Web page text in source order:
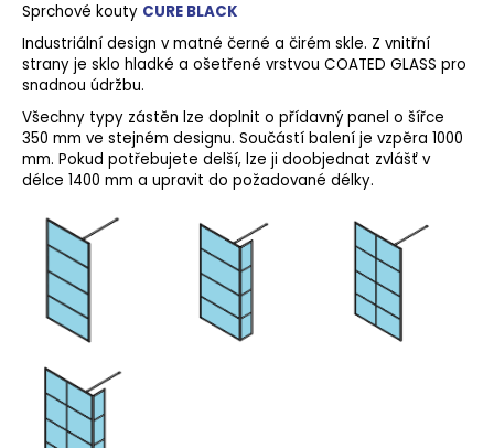
Sprchové kouty CURE BLACK
Industriální design v matné černé a čirém skle. Z vnitřní
strany je sklo hladké a ošetřené vrstvou COATED GLASS pro
snadnou údržbu.
Všechny typy zástěn lze doplnit o přídavný panel o šířce
350 mm ve stejném designu. Součástí balení je vzpěra 1000
mm. Pokud potřebujete delší, lze ji doobjednat zvlášť v
délce 1400 mm a upravit do požadované délky.
č
u
j
e
m
e
SPRCHOVÁ
ZÁSTĚNA
MM
TMAVÉ
SKLO
GX1310
240
Původně: